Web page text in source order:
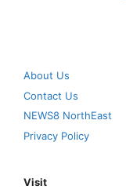
About Us
Contact Us
NEWS8 NorthEast
Privacy Policy
Visit